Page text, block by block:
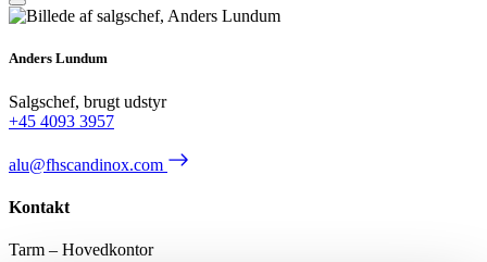
Anders Lundum
Salgschef, brugt udstyr
+45 4093 3957
alu@fhscandinox.com
Kontakt
Tarm – Hovedkontor